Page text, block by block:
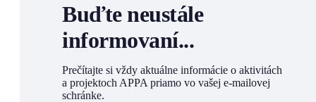
Buďte neustále
informovaní...
Prečítajte si vždy aktuálne informácie o aktivitách
a projektoch APPA priamo vo vašej e-mailovej
schránke.